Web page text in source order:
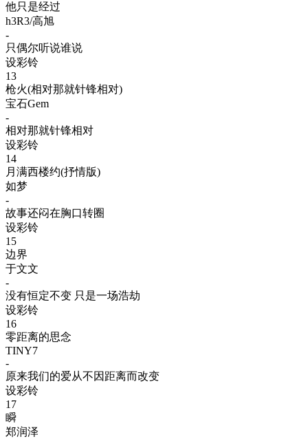
他只是经过
h3R3/高旭
-
只偶尔听说谁说
设彩铃
13
枪火(相对那就针锋相对)
宝石Gem
-
相对那就针锋相对
设彩铃
14
月满西楼约(抒情版)
如梦
-
故事还闷在胸口转圈
设彩铃
15
边界
于文文
-
没有恒定不变 只是一场浩劫
设彩铃
16
零距离的思念
TINY7
-
原来我们的爱从不因距离而改变
设彩铃
17
瞬
郑润泽